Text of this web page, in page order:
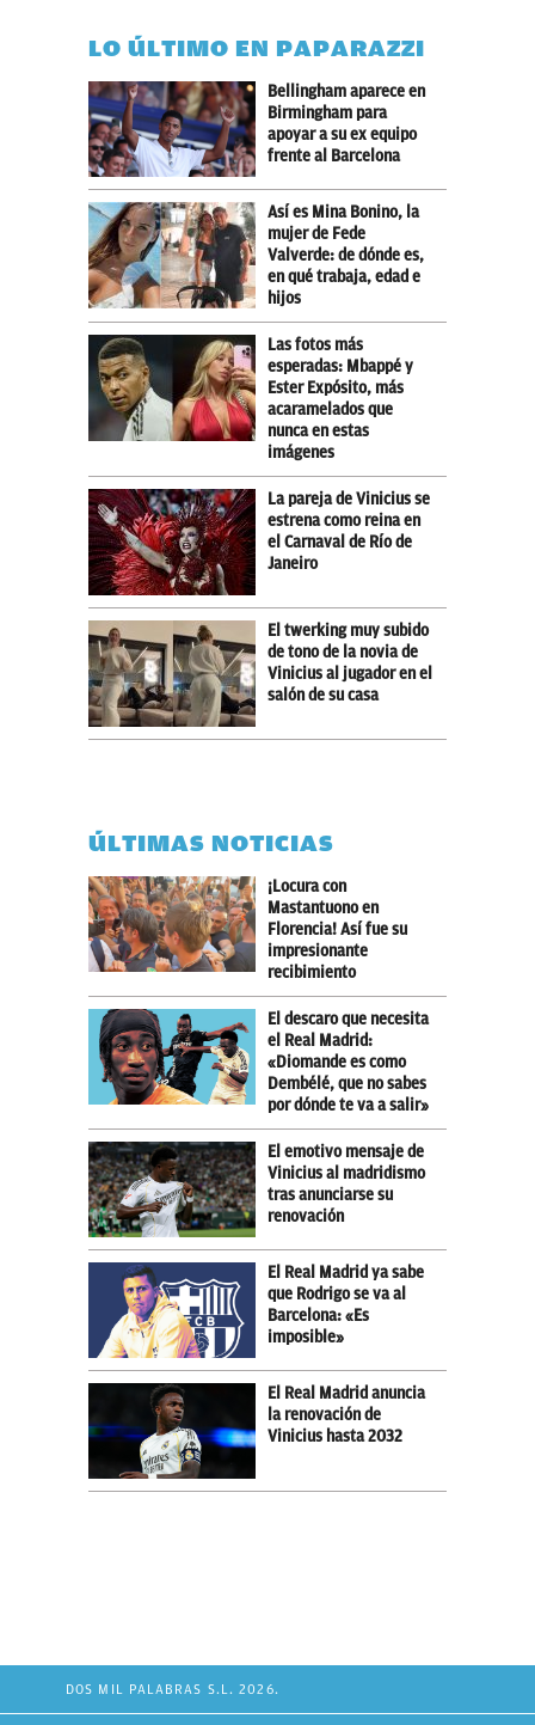
LO ÚLTIMO EN PAPARAZZI
Bellingham aparece en
Birmingham para
apoyar a su ex equipo
frente al Barcelona
Así es Mina Bonino, la
mujer de Fede
Valverde: de dónde es,
en qué trabaja, edad e
hijos
Las fotos más
esperadas: Mbappé y
Ester Expósito, más
acaramelados que
nunca en estas
imágenes
La pareja de Vinicius se
estrena como reina en
el Carnaval de Río de
Janeiro
El twerking muy subido
de tono de la novia de
Vinicius al jugador en el
salón de su casa
ÚLTIMAS NOTICIAS
¡Locura con
Mastantuono en
Florencia! Así fue su
impresionante
recibimiento
El descaro que necesita
el Real Madrid:
«Diomande es como
Dembélé, que no sabes
por dónde te va a salir»
El emotivo mensaje de
Vinicius al madridismo
tras anunciarse su
renovación
El Real Madrid ya sabe
que Rodrigo se va al
Barcelona: «Es
imposible»
El Real Madrid anuncia
la renovación de
Vinicius hasta 2032
DOS MIL PALABRAS S.L. 2026.